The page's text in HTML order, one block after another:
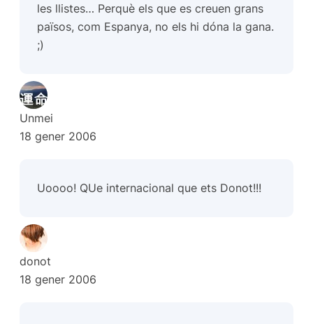
les llistes… Perquè els que es creuen grans
països, com Espanya, no els hi dóna la gana.
;)
Unmei
18 gener 2006
Uoooo! QUe internacional que ets Donot!!!
donot
18 gener 2006